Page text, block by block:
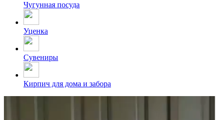
Чугунная посуда
Уценка
Сувениры
Кирпич для дома и забора